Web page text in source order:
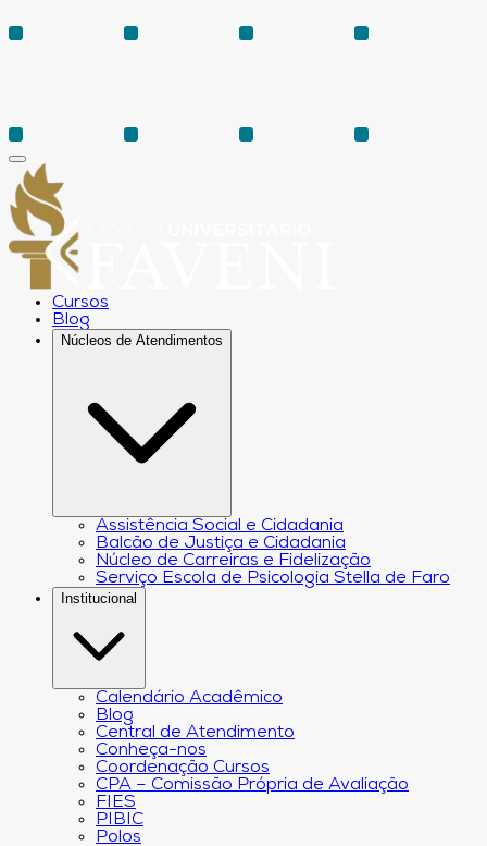
Cursos
Blog
Núcleos de Atendimentos
Assistência Social e Cidadania
Balcão de Justiça e Cidadania
Núcleo de Carreiras e Fidelização
Serviço Escola de Psicologia Stella de Faro
Institucional
Calendário Acadêmico
Blog
Central de Atendimento
Conheça-nos
Coordenação Cursos
CPA – Comissão Própria de Avaliação
FIES
PIBIC
Polos